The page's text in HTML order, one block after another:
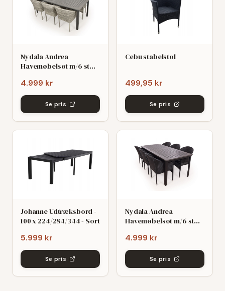
Nydala Andrea
Havemøbelsøt m/6 stole
grø
4.999 kr
Se pris
Cebu stabelstol
499,95 kr
Se pris
Johanne Udtræksbord -
100 x 224/284/344 - Sort
5.999 kr
Se pris
Nydala Andrea
Havemøbelsøt m/6 stole
grø/Sort
4.999 kr
Se pris